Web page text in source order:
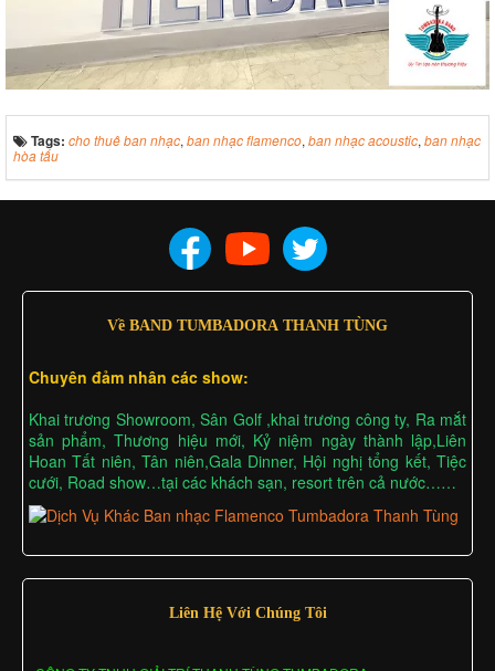
Tags: cho thuê ban nhạc, ban nhạc flamenco, ban nhạc acoustic, ban nhạc
hòa tấu
Về BAND TUMBADORA THANH TÙNG
Chuyên đảm nhân các show:
Khai trương Showroom, Sân Golf ,khai trương công ty, Ra mắt
sản phẩm, Thương hiệu mới, Kỷ niệm ngày thành lập,Liên
Hoan Tất niên, Tân niên,Gala Dinner, Hội nghị tổng kết, Tiệc
cưới, Road show…tại các khách sạn, resort trên cả nước……
Liên Hệ Với Chúng Tôi